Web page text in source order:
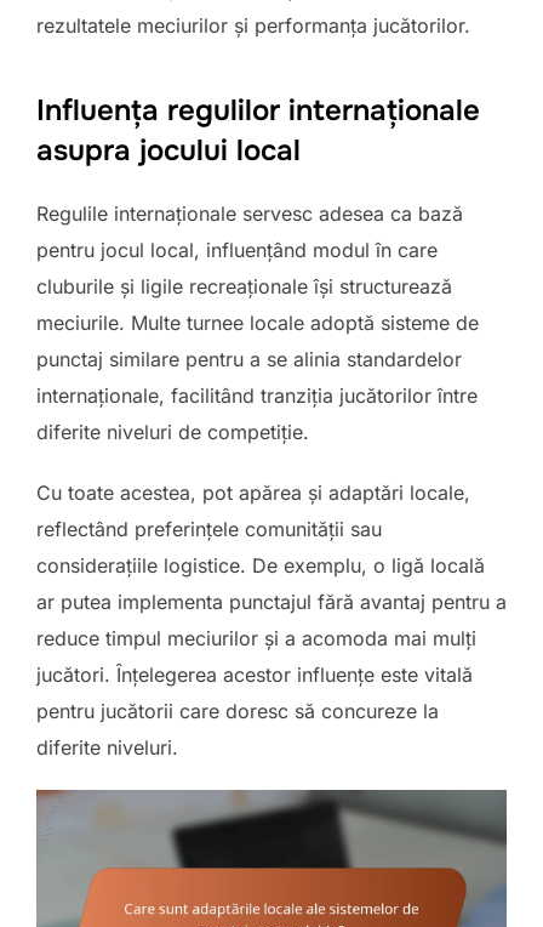
rezultatele meciurilor și performanța jucătorilor.
Influența regulilor internaționale
asupra jocului local
Regulile internaționale servesc adesea ca bază
pentru jocul local, influențând modul în care
cluburile și ligile recreaționale își structurează
meciurile. Multe turnee locale adoptă sisteme de
punctaj similare pentru a se alinia standardelor
internaționale, facilitând tranziția jucătorilor între
diferite niveluri de competiție.
Cu toate acestea, pot apărea și adaptări locale,
reflectând preferințele comunității sau
considerațiile logistice. De exemplu, o ligă locală
ar putea implementa punctajul fără avantaj pentru a
reduce timpul meciurilor și a acomoda mai mulți
jucători. Înțelegerea acestor influențe este vitală
pentru jucătorii care doresc să concureze la
diferite niveluri.